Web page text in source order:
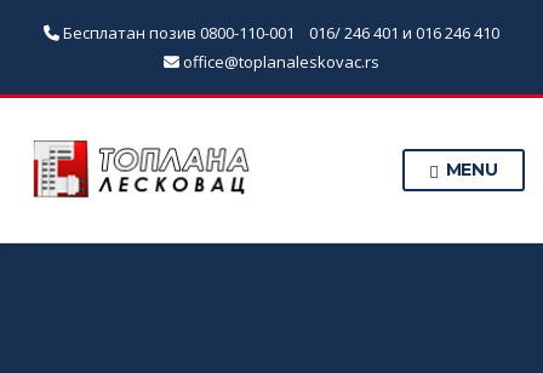
Бесплатан позив 0800-110-001
016/ 246 401 и 016 246 410
office@toplanaleskovac.rs
MENU